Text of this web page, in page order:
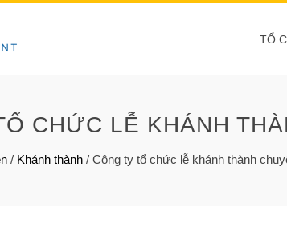
TỔ
CHỨC LỄ KHÁNH
/ Khánh thành / Công ty tổ chức lễ khánh thành